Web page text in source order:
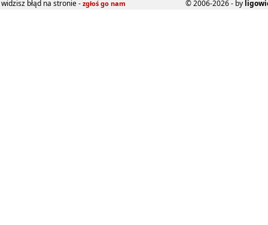
widzisz błąd na stronie - zgłoś go nam © 2006-2026 - by